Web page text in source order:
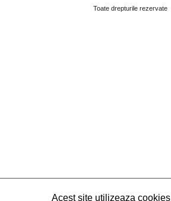
Toate drepturile rezervate
Acest site utilizeaza